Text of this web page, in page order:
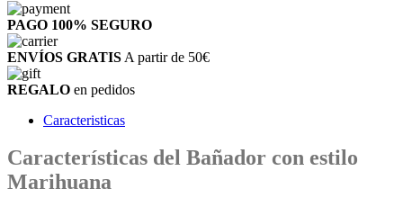
PAGO 100% SEGURO
ENVÍOS GRATIS A partir de 50€
REGALO en pedidos
Caracteristicas
Características del Bañador con estilo
Marihuana